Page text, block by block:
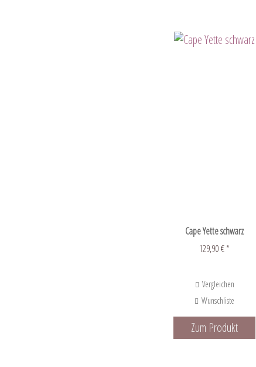
Cape Yette schwarz
129,90 € *
Vergleichen
Wunschliste
Zum Produkt